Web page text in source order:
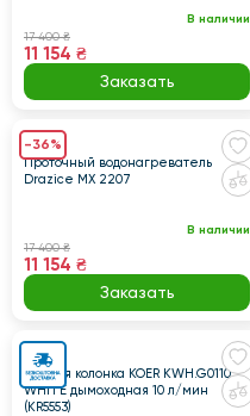
В наличии
17 400 ₴
11 154 ₴
Заказать
-36%
Проточный водонагреватель
Drazice MX 2207
В наличии
17 400 ₴
11 154 ₴
Заказать
Газовая колонка KOER KWH.G0110
WHITE дымоходная 10 л/мин
(KR5553)